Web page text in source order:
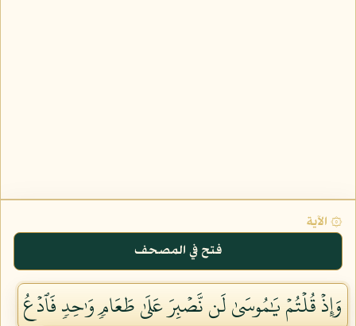
۞ الآية
فتح في المصحف
وَإِذۡ قُلۡتُمۡ يَٰمُوسَىٰ لَن نَّصۡبِرَ عَلَىٰ طَعَامٖ وَٰحِدٖ فَٱدۡعُ